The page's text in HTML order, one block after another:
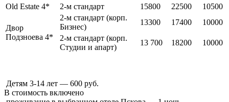
Old Estate 4*
2-м стандарт 15800 22500 10500
Двор
Подзноева 4*
2-м стандарт (корп.
Бизнес)
13300 17400
10000
2-м стандарт (корп.
Студии и апарт)
13 700 18200 10000
Детям 3-14 лет — 600 руб.
В стоимость включено